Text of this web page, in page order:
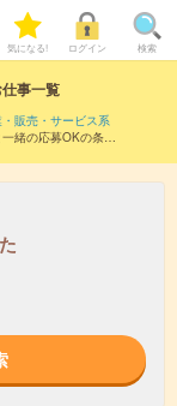
気になる! ログイン 検索
事一覧
販売・サービス系
緒の応募OKの条件